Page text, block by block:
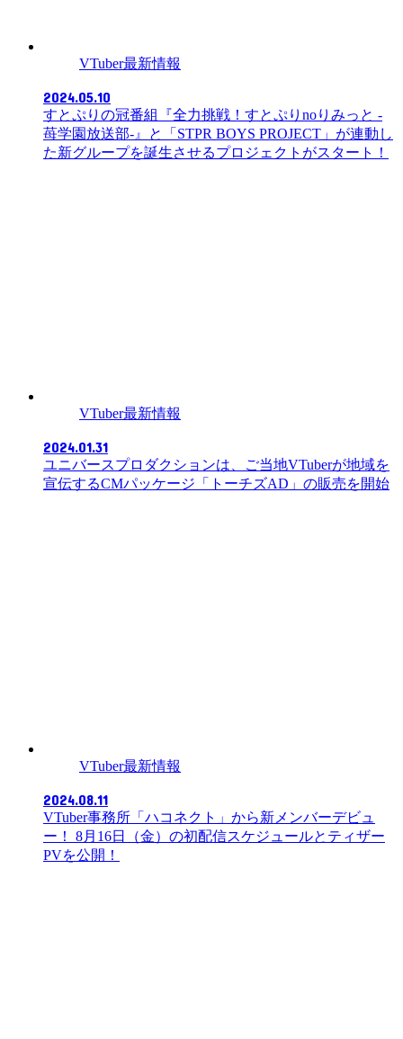
VTuber最新情報
2024.05.10
すとぷりの冠番組『全力挑戦！すとぷりnoりみっと -
苺学園放送部-』と「STPR BOYS PROJECT」が連動し
た新グループを誕生させるプロジェクトがスタート！
VTuber最新情報
2024.01.31
ユニバースプロダクションは、ご当地VTuberが地域を
宣伝するCMパッケージ「トーチズAD」の販売を開始
VTuber最新情報
2024.08.11
VTuber事務所「ハコネクト」から新メンバーデビュ
ー！ 8月16日（金）の初配信スケジュールとティザー
PVを公開！